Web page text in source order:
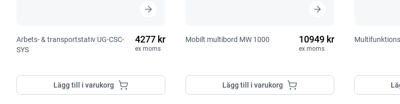
Arbets- & transportstativ UG-CSC-
SYS
4277 kr
ex moms
Lägg till i varukorg
Mobilt multibord MW 1000 10949 kr
ex moms
Lägg till i varukorg